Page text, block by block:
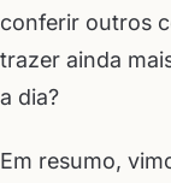
conferir outros
trazer ainda
a dia?
Em resumo,